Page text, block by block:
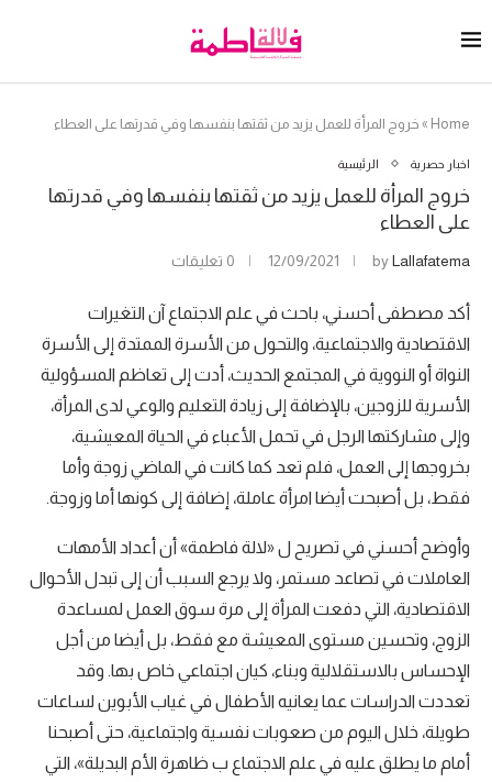
Home
» خروج المرأة للعمل يزيد من ثقتها بنفسها وفي قدرتها على العطاء
اخبار حصرية الرئيسية
خروج المرأة للعمل يزيد من ثقتها بنفسها وفي قدرتها
على العطاء
byLallafatema
12/09/2021 0 تعليقات
أكد مصطفى أحسني، باحث في علم الاجتماع آن التغيرات
الاقتصادية والاجتماعية، والتحول من الأسرة الممتدة إلى الأسرة
النواة أو النووية في المجتمع الحديث، أدت إلى تعاظم المسؤولية
الأسرية للزوجين، بالإضافة إلى زيادة التعليم والوعي لدى المرأة،
وإلى مشاركتها الرجل في تحمل الأعباء في الحياة المعيشية،
بخروجها إلى العمل، فلم تعد كما كانت في الماضي زوجة وأما
فقط، بل أصبحت أيضا امرأة عاملة، إضافة إلى كونها أما وزوجة.
وأوضح أحسني في تصريح ل «لالة فاطمة» أن أعداد الأمهات
العاملات في تصاعد مستمر، ولا يرجع السبب أن إلى تبدل الأحوال
الاقتصادية، التي دفعت المرأة إلى مرة سوق العمل لمساعدة
الزوج، وتحسين مستوى المعيشة مع فقط، بل أيضا من أجل
الإحساس بالاستقلالية وبناء، کیان اجتماعي خاص بها. وقد
تعددت الدراسات عما يعانيه الأطفال في غياب الأبوين لساعات
طويلة، خلال اليوم من صعوبات نفسية واجتماعية، حتى أصبحنا
أمام ما يطلق عليه في علم الاجتماع ب ظاهرة الأم البديلة»، التي